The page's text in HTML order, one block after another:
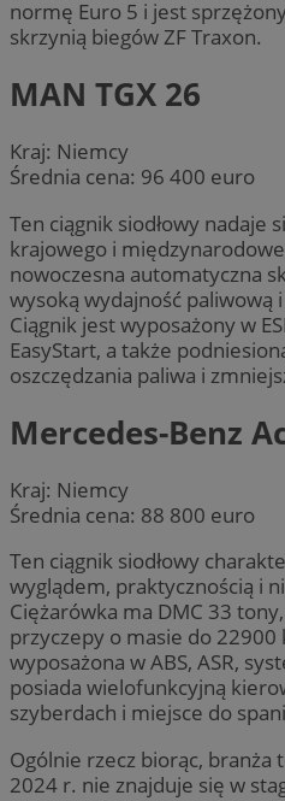
normę Euro 5 i jest
skrzynią biegów ZF Traxon.
MAN TGX 26
Kraj: Niemcy
Średnia cena: 96 400 euro
Ten ciągnik siodłowy nadaje
krajowego i
nowoczesna automatyczna
wysoką wydajność paliwową
Ciągnik jest wyposażony w
EasyStart, a także
oszczędzania paliwa i
Mercedes-Benz
Kraj: Niemcy
Średnia cena: 88 800 euro
Ten ciągnik siodłowy
wyglądem, praktycznością i
Ciężarówka ma DMC 33
przyczepy o masie do 22900
wyposażona w ABS, ASR,
posiada wielofunkcyjną
szyberdach i miejsce do
Ogólnie rzecz biorąc,
2024 r. nie znajduje się w